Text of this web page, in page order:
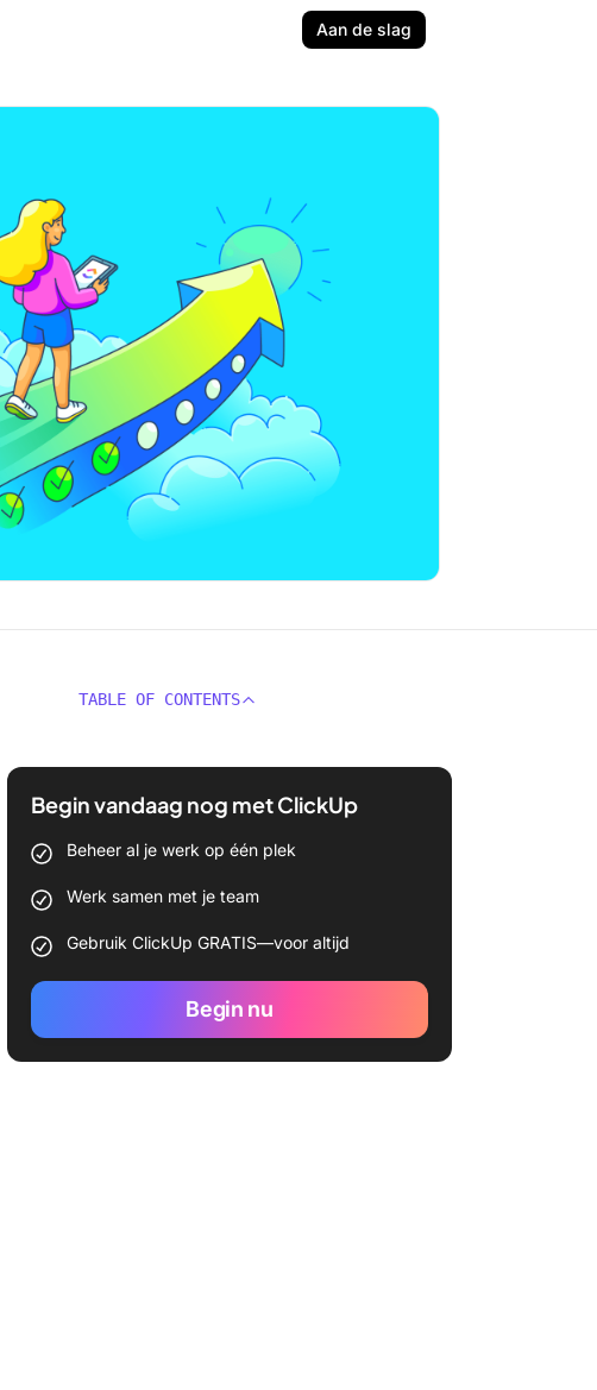
Aan de slag
TABLE OF CONTENTS
Begin vandaag nog met ClickUp
Beheer al je werk op één plek
Werk samen met je team
Gebruik ClickUp GRATIS—voor altijd
Begin nu